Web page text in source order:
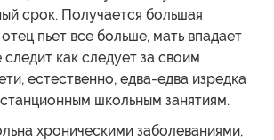
срок. Получается большая
пьет все больше, мать впадает
как следует за своим
естественно, едва-едва изредка
школьным занятиям.
хроническими заболеваниями,